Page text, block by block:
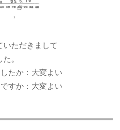
いただきまして
。
たか：大変よい
すか：大変よい